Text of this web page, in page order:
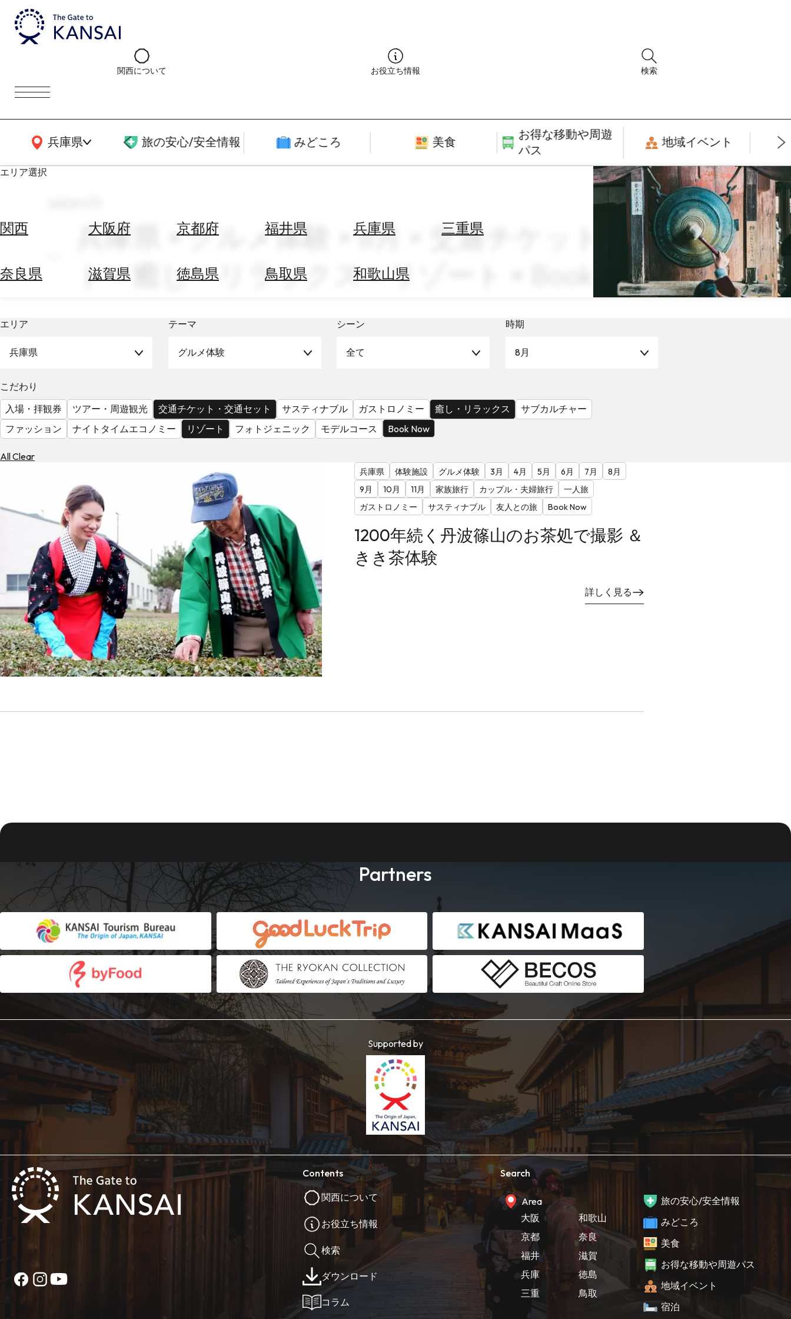
関西について お役立ち情報 検索
兵庫県
関西広域MAP 旅の安心/安全情報 みどころ 美食
お得な移動や周遊
パス
地域イベント
エリア選択
関西 大阪府 京都府 福井県 兵庫県 三重県
奈良県 滋賀県 徳島県 鳥取県 和歌山県
べ
る
天
気
を
見
兵庫県 × グルメ体験 × 8月 × 交通チケット・交通セッ
ト × 癒し・リラックス × リゾート × Book Now
エリア
兵庫県
テーマ
グルメ体験
シーン
全て
時期
8月
こだわり
入場・拝観券
ツアー・周遊観光 交通チケット・交通セット サスティナブル ガストロノミー 癒し・リラックス
サブカルチャー
ファッション
ナイトタイムエコノミー リゾート フォトジェニック モデルコース Book Now
All Clear
兵庫県 体験施設 グルメ体験 3月 4月 5月 6月 7月
8月
9月
10月 11月 家族旅行 カップル・夫婦旅行
一人旅
ガストロノミー
サスティナブル 友人との旅 Book Now
1200年続く丹波篠山のお茶処で撮影 ＆
きき茶体験
詳しく見る
Partners
Supported by
Contents
関西について
お役立ち情報
検索
ダウンロード
コラム
Search
Area
大阪
京都
福井
兵庫
三重
和歌山
奈良
滋賀
徳島
鳥取
旅の安心/安全情報
みどころ
美食
お得な移動や周遊パス
地域イベント
宿泊